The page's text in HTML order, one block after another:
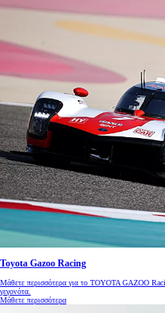
Toyota Gazoo Racing
Μάθετε περισσότερα για το TOYOTA GAZOO
γεγονότα.
Μάθετε περισσότερα